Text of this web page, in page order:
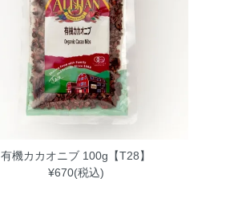
有機カカオニブ 100g【T28】
¥670(税込)